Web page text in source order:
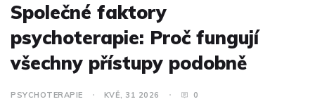
Společné faktory
psychoterapie: Proč fungují
všechny přístupy podobně
PSYCHOTERAPIE KVĚ, 31 2026 0